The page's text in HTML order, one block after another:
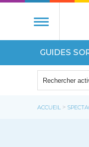
GUIDES
ACCUEIL >